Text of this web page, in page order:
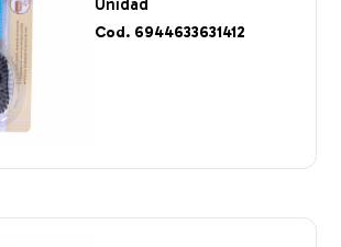
Unidad
Cod. 6944633631412